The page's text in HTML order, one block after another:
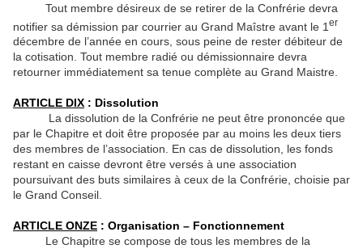
Tout membre désireux de se retirer de la Confrérie devra
notifier sa démission par courrier au Grand Maîstre avant le 1 er
décembre de l’année en cours, sous peine de rester débiteur de
la cotisation. Tout membre radié ou démissionnaire devra
retourner immédiatement sa tenue complète au Grand Maistre.
ARTICLE DIX : Dissolution
La dissolution de la Confrérie ne peut être prononcée que
par le Chapitre et doit être proposée par au moins les deux tiers
des membres de l’association. En cas de dissolution, les fonds
restant en caisse devront être versés à une association
poursuivant des buts similaires à ceux de la Confrérie, choisie par
le Grand Conseil.
ARTICLE ONZE : Organisation – Fonctionnement
Le Chapitre se compose de tous les membres de la